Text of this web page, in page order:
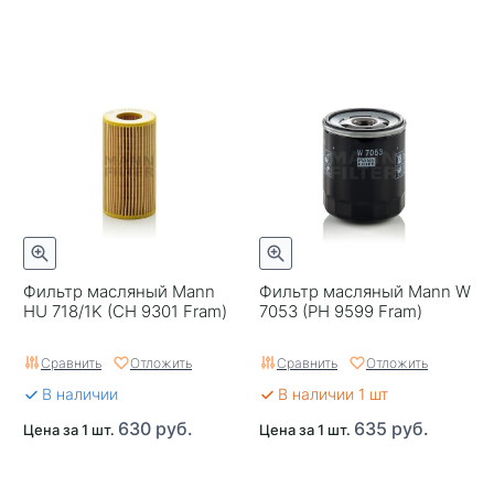
Фильтр масляный Mann
HU 718/1K (CH 9301 Fram)
Сравнить Отложить
В наличии
Цена за 1 шт. 630 руб.
Фильтр масляный Mann W
7053 (PH 9599 Fram)
Сравнить Отложить
В наличии 1 шт
Цена за 1 шт. 635 руб.